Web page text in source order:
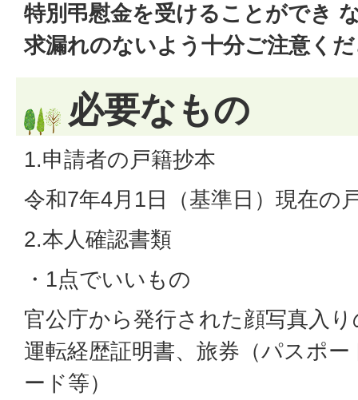
特別弔慰金を受けることができ
求漏れのないよう十分ご注意く
必要なもの
1.申請者の戸籍抄本
令和7年4月1日（基準日）現在の
2.本人確認書類
・1点でいいもの
官公庁から発行された顔写真入
運転経歴証明書、旅券（パスポ
ード等）